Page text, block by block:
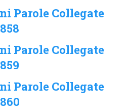
Parole Collegate
Parole Collegate
Parole Collegate